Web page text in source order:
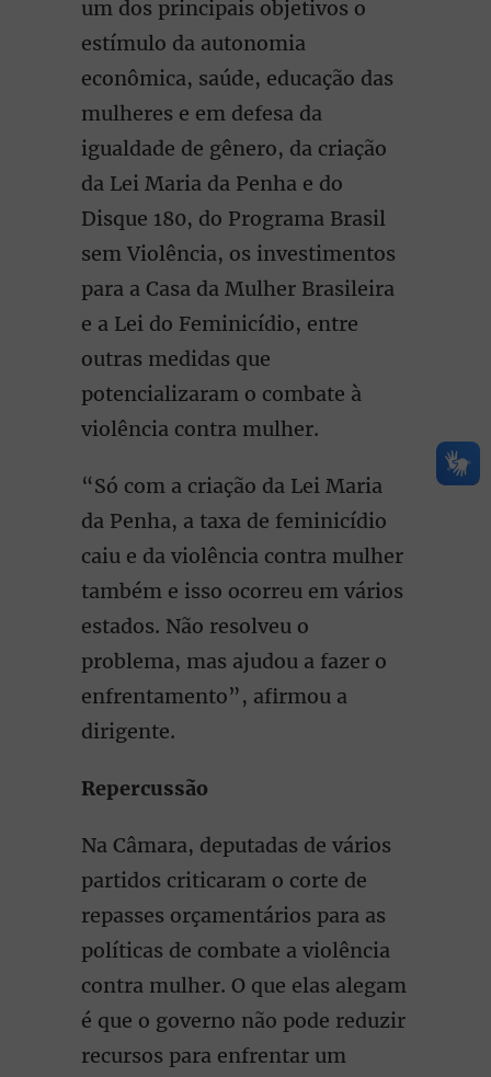
um dos principais objetivos o
estímulo da autonomia
econômica, saúde, educação das
mulheres e em defesa da
igualdade de gênero, da criação
da Lei Maria da Penha e do
Disque 180, do Programa Brasil
sem Violência, os investimentos
para a Casa da Mulher Brasileira
e a Lei do Feminicídio, entre
outras medidas que
potencializaram o combate à
violência contra mulher.
“Só com a criação da Lei Maria
da Penha, a taxa de feminicídio
caiu e da violência contra mulher
também e isso ocorreu em vários
estados. Não resolveu o
problema, mas ajudou a fazer o
enfrentamento”, afirmou a
dirigente.
Repercussão
Na Câmara, deputadas de vários
partidos criticaram o corte de
repasses orçamentários para as
políticas de combate a violência
contra mulher. O que elas alegam
é que o governo não pode reduzir
recursos para enfrentar um